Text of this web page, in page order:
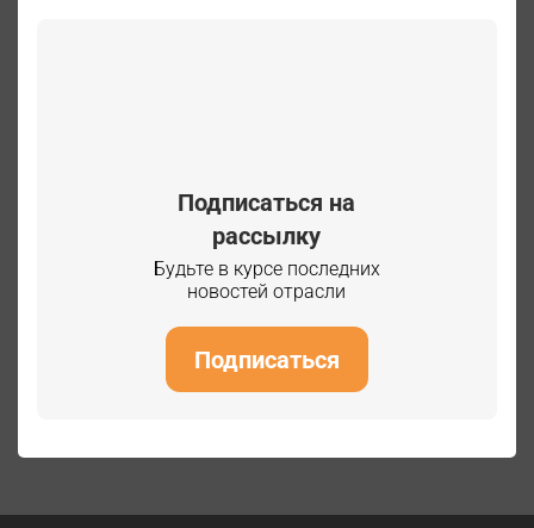
Подписаться на
рассылку
Будьте в курсе последних
новостей отрасли
Подписаться